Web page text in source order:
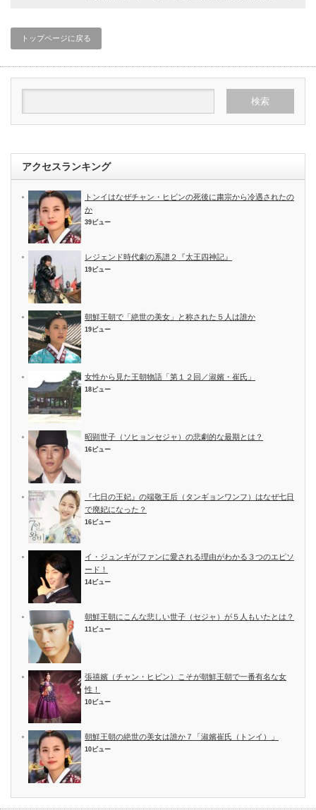
トップページに戻る
アクセスランキング
トンイはなぜチャン・ヒビンの死後に粛宗から冷遇されたの
か
39ビュー
レジェンド時代劇の系譜２『太王四神記』
19ビュー
朝鮮王朝で「絶世の美女」と称された５人は誰か
19ビュー
女性から見た王朝物語「第１２回／淑嬪・崔氏」
18ビュー
昭顕世子（ソヒョンセジャ）の悲劇的な最期とは？
16ビュー
『七日の王妃』の端敬王后（タンギョンワンフ）はなぜ七日
で廃妃になった？
16ビュー
イ・ジュンギがファンに愛される理由がわかる３つのエピソ
ード！
14ビュー
朝鮮王朝にこんな悲しい世子（セジャ）が５人もいたとは？
11ビュー
張禧嬪（チャン・ヒビン）こそが朝鮮王朝で一番有名な女
性！
10ビュー
朝鮮王朝の絶世の美女は誰か７「淑嬪崔氏（トンイ）」
10ビュー